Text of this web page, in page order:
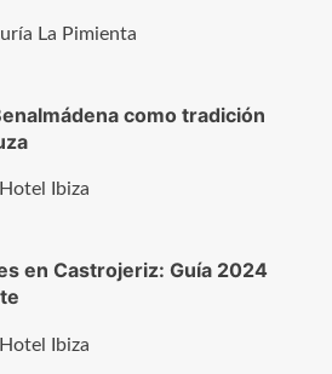
como tradición
en Castrojeriz: Guía 2024